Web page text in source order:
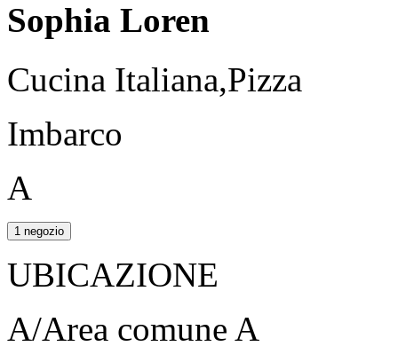
Sophia Loren
Cucina Italiana,Pizza
Imbarco
A
1 negozio
UBICAZIONE
A/Area comune A